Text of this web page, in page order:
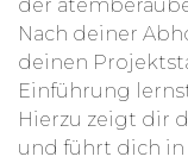
der
Nach deiner
deinen
Einführung
Hierzu zeigt dir
und führt dich in